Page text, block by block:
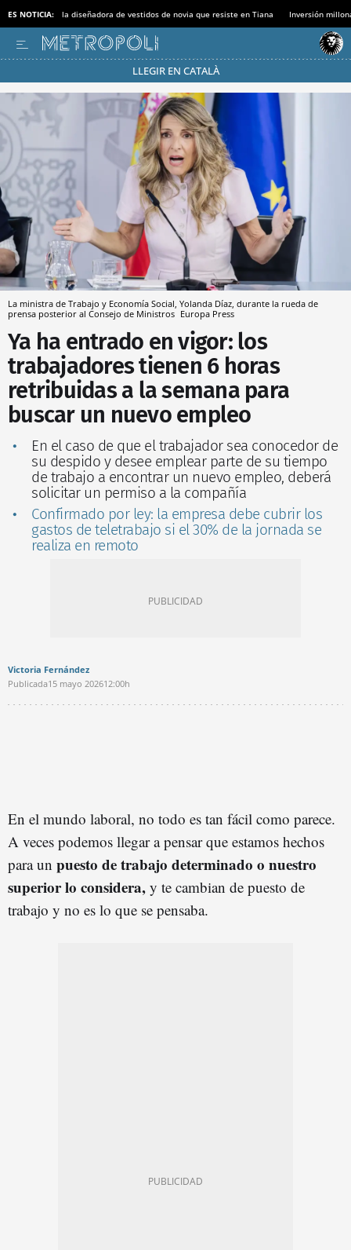
ES NOTICIA: la diseñadora de vestidos de novia que resiste en Tiana Inversión
LLEGIR EN CATALÀ
Pásate al MODO AHORRO
La ministra de Trabajo y Economía Social, Yolanda Díaz, durante la rueda de
prensa posterior al Consejo de Ministros Europa Press
Ya ha entrado en vigor: los
trabajadores tienen 6 horas
retribuidas a la semana para
buscar un nuevo empleo
En el caso de que el trabajador sea conocedor de
su despido y desee emplear parte de su tiempo
de trabajo a encontrar un nuevo empleo, deberá
solicitar un permiso a la compañía
Confirmado por ley: la empresa debe cubrir los
gastos de teletrabajo si el 30% de la jornada se
realiza en remoto
Victoria Fernández
Publicada15 mayo 202612:00h
En el mundo laboral, no todo es tan fácil como parece.
A veces podemos llegar a pensar que estamos hechos
para un puesto de trabajo determinado o nuestro
superior lo considera, y te cambian de puesto de
trabajo y no es lo que se pensaba.